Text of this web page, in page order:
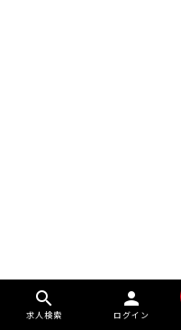
search
求人検索
person
ログイン